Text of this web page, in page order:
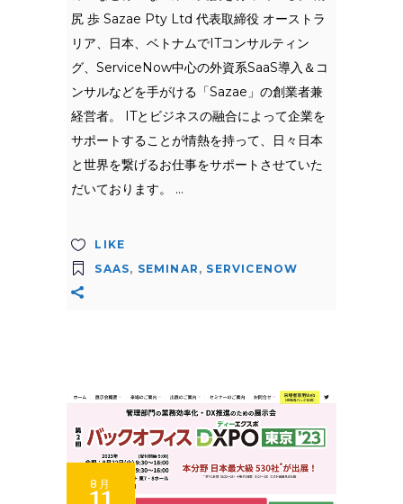
尻 歩 Sazae Pty Ltd 代表取締役 オーストラ
リア、日本、ベトナムでITコンサルティン
グ、ServiceNow中心の外資系SaaS導入＆コ
ンサルなどを手がける「Sazae」の創業者兼
経営者。 ITとビジネスの融合によって企業を
サポートすることが情熱を持って、日々日本
と世界を繋げるお仕事をサポートさせていた
だいております。
LIKE
SAAS, SEMINAR , SERVICENOW
8月